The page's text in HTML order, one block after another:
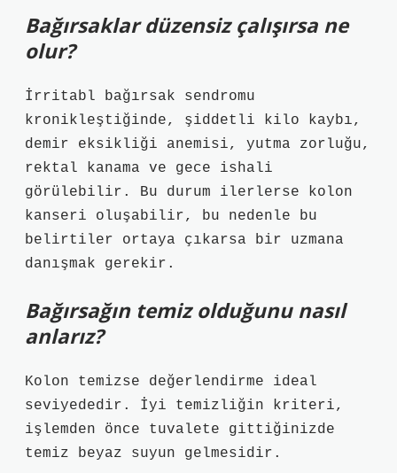
Bağırsaklar düzensiz çalışırsa ne
olur?
İrritabl bağırsak sendromu
kronikleştiğinde, şiddetli kilo kaybı,
demir eksikliği anemisi, yutma zorluğu,
rektal kanama ve gece ishali
görülebilir. Bu durum ilerlerse kolon
kanseri oluşabilir, bu nedenle bu
belirtiler ortaya çıkarsa bir uzmana
danışmak gerekir.
Bağırsağın temiz olduğunu nasıl
anlarız?
Kolon temizse değerlendirme ideal
seviyededir. İyi temizliğin kriteri,
işlemden önce tuvalete gittiğinizde
temiz beyaz suyun gelmesidir.